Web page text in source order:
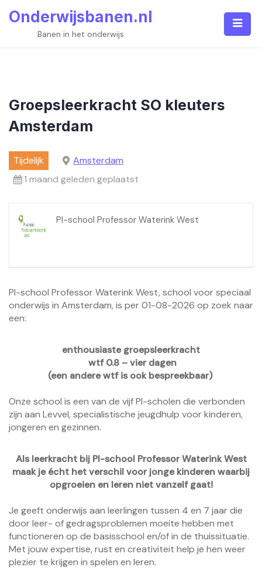
Onderwijsbanen.nl
Banen in het onderwijs
Groepsleerkracht SO kleuters
Amsterdam
Tijdelijk
Amsterdam
1 maand geleden geplaatst
PI-school Professor Waterink West
PI-school Professor Waterink West, school voor speciaal
onderwijs in Amsterdam, is per 01-08-2026 op zoek naar
een:
enthousiaste groepsleerkracht
wtf 0.8 – vier dagen
(een andere wtf is ook bespreekbaar)
Onze school is een van de vijf PI-scholen die verbonden
zijn aan Levvel, specialistische jeugdhulp voor kinderen,
jongeren en gezinnen.
Als leerkracht bij PI-school Professor Waterink West
maak je écht het verschil voor jonge kinderen waarbij
opgroeien en leren niet vanzelf gaat!
Je geeft onderwijs aan leerlingen tussen 4 en 7 jaar die
door leer- of gedragsproblemen moeite hebben met
functioneren op de basisschool en/of in de thuissituatie.
Met jouw expertise, rust en creativiteit help je hen weer
plezier te krijgen in spelen en leren.